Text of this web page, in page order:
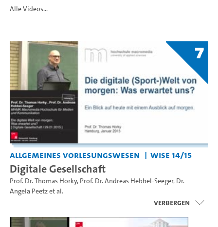
Alle Videos...
7
Allgemeines Vorlesungswesen WiSe 14/15
Digitale Gesellschaft
Prof. Dr. Thomas Horky, Prof. Dr. Andreas Hebbel-Seeger, Dr.
Angela Peetzet al.
Verbergen